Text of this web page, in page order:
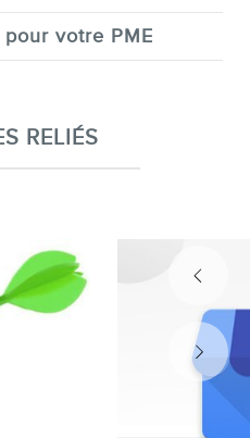
votre PME
RELIÉS